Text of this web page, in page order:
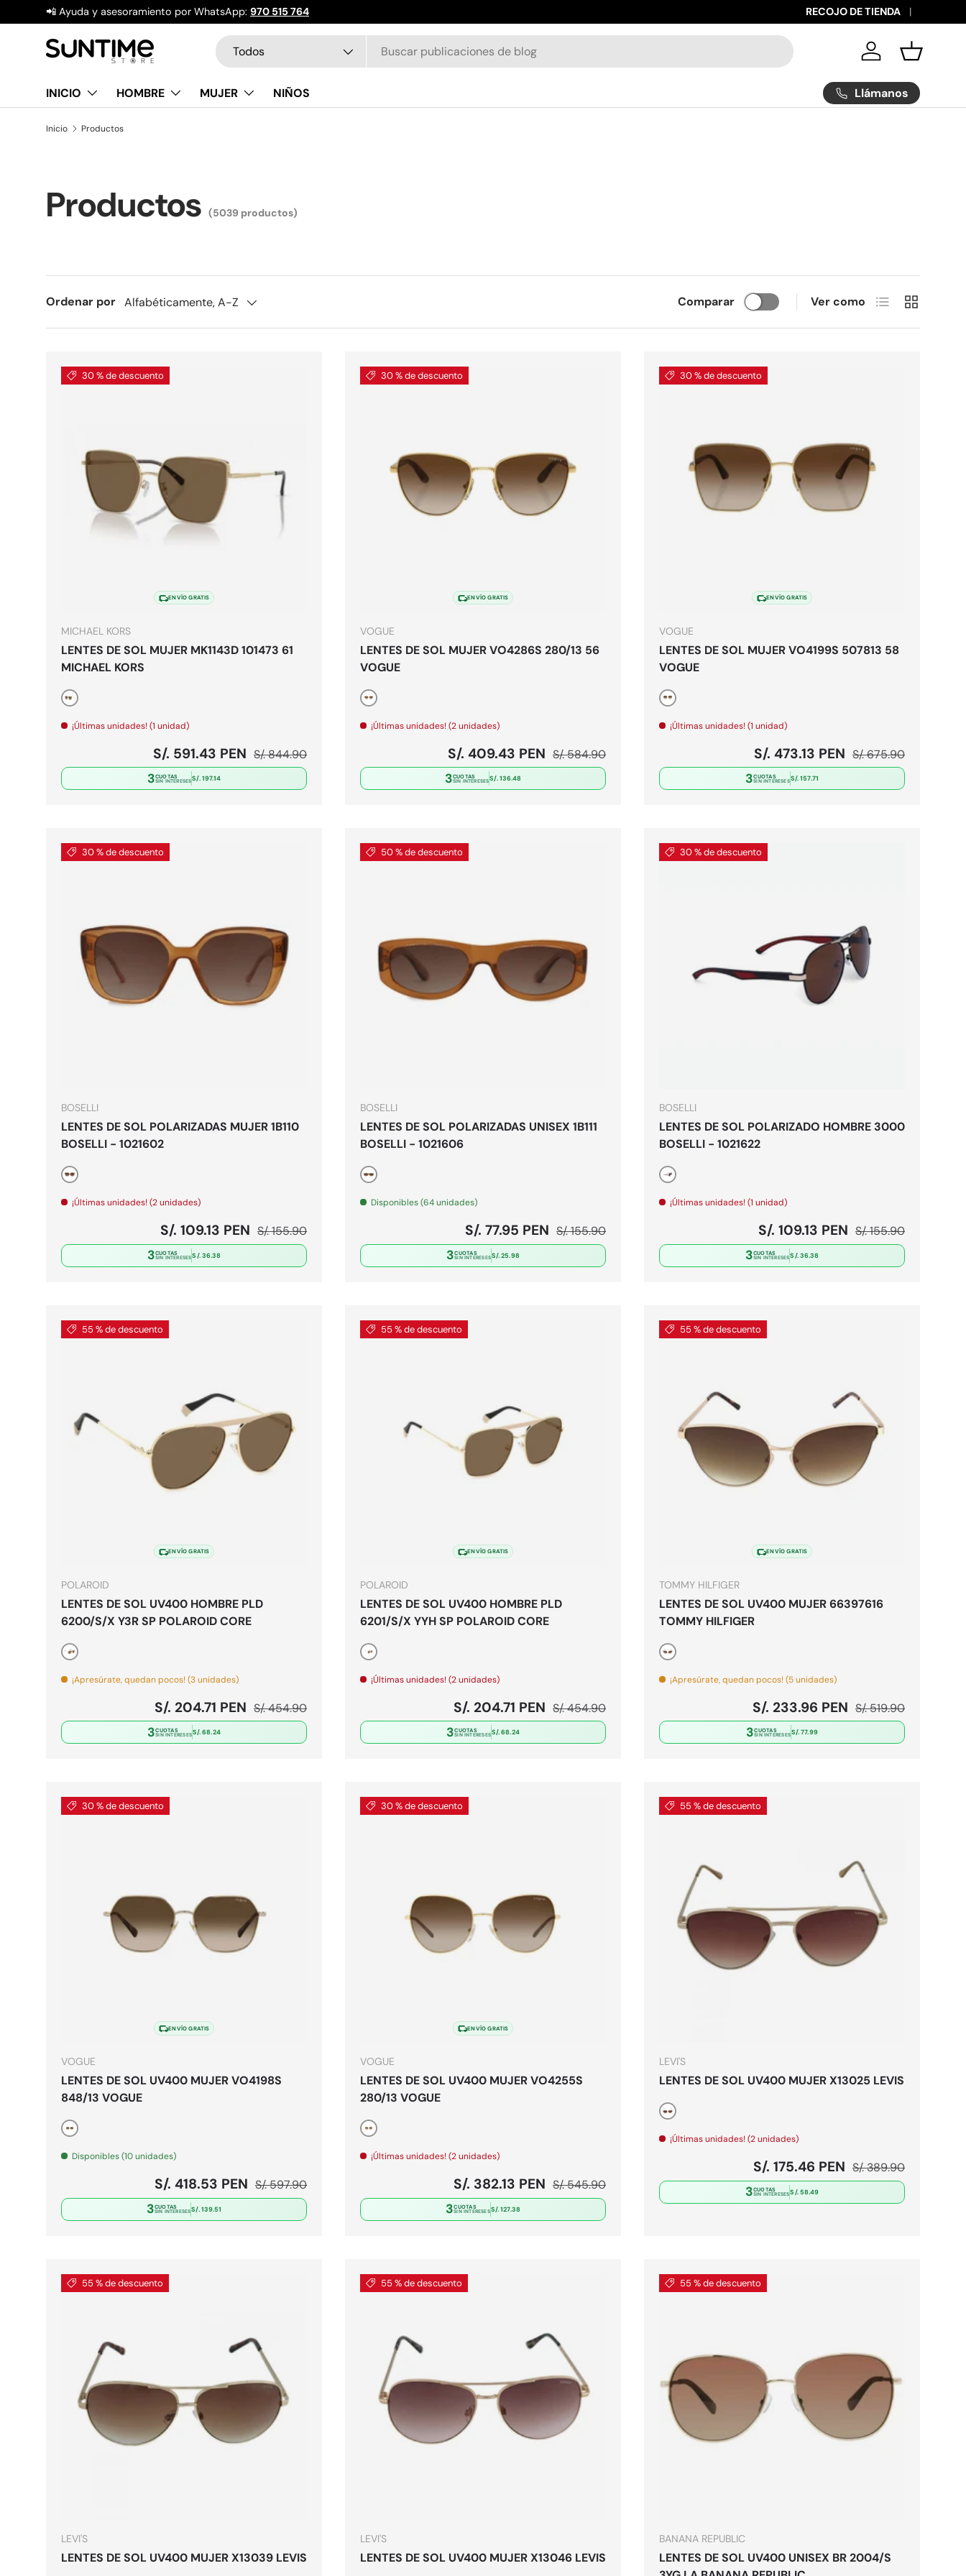
Ir al contenido
📲 Ayuda y asesoramiento por WhatsApp: 970 515 764 RECOJO DE TIENDA
Buscar
Tipo de producto
Todos Iniciar sesión
Cesta
INICIO HOMBRE MUJER NIÑOS Llámanos
Inicio Productos
Productos (5039 productos)
Ordenar por Alfabéticamente, A-Z Comparar Ver como Lista Cuadrícula
30 % de descuento
ENVÍO GRATIS
MICHAEL KORS
LENTES DE SOL MUJER MK1143D 101473 61
MICHAEL KORS
Dorado
¡Últimas unidades! (1 unidad)
Precio de venta
S/. 591.43 PEN Precio normal
S/. 844.90
3CUOTAS
SIN INTERESESS/. 197.14
30 % de descuento
ENVÍO GRATIS
VOGUE
LENTES DE SOL MUJER VO4286S 280/13 56
VOGUE
negro
¡Últimas unidades! (2 unidades)
Precio de venta
S/. 409.43 PEN Precio normal
S/. 584.90
3CUOTAS
SIN INTERESESS/. 136.48
30 % de descuento
ENVÍO GRATIS
VOGUE
LENTES DE SOL MUJER VO4199S 507813 58
VOGUE
Dorado
¡Últimas unidades! (1 unidad)
Precio de venta
S/. 473.13 PEN Precio normal
S/. 675.90
3CUOTAS
SIN INTERESESS/. 157.71
30 % de descuento
BOSELLI
LENTES DE SOL POLARIZADAS MUJER 1B110
BOSELLI - 1021602
Marrón
¡Últimas unidades! (2 unidades)
Precio de venta
S/. 109.13 PEN Precio normal
S/. 155.90
3CUOTAS
SIN INTERESESS/. 36.38
50 % de descuento
BOSELLI
LENTES DE SOL POLARIZADAS UNISEX 1B111
BOSELLI - 1021606
Marrón
Disponibles (64 unidades)
Precio de venta
S/. 77.95 PEN Precio normal
S/. 155.90
3CUOTAS
SIN INTERESESS/. 25.98
30 % de descuento
BOSELLI
LENTES DE SOL POLARIZADO HOMBRE 3000
BOSELLI - 1021622
Marrón
¡Últimas unidades! (1 unidad)
Precio de venta
S/. 109.13 PEN Precio normal
S/. 155.90
3CUOTAS
SIN INTERESESS/. 36.38
55 % de descuento
ENVÍO GRATIS
POLAROID
LENTES DE SOL UV400 HOMBRE PLD
6200/S/X Y3R SP POLAROID CORE
Dorado
¡Apresúrate, quedan pocos! (3 unidades)
Precio de venta
S/. 204.71 PEN Precio normal
S/. 454.90
3CUOTAS
SIN INTERESESS/. 68.24
55 % de descuento
ENVÍO GRATIS
POLAROID
LENTES DE SOL UV400 HOMBRE PLD
6201/S/X YYH SP POLAROID CORE
Dorado
¡Últimas unidades! (2 unidades)
Precio de venta
S/. 204.71 PEN Precio normal
S/. 454.90
3CUOTAS
SIN INTERESESS/. 68.24
55 % de descuento
ENVÍO GRATIS
TOMMY HILFIGER
LENTES DE SOL UV400 MUJER 66397616
TOMMY HILFIGER
Dorado
¡Apresúrate, quedan pocos! (5 unidades)
Precio de venta
S/. 233.96 PEN Precio normal
S/. 519.90
3CUOTAS
SIN INTERESESS/. 77.99
30 % de descuento
ENVÍO GRATIS
VOGUE
LENTES DE SOL UV400 MUJER VO4198S
848/13 VOGUE
Dorado
Disponibles (10 unidades)
Precio de venta
S/. 418.53 PEN Precio normal
S/. 597.90
3CUOTAS
SIN INTERESESS/. 139.51
30 % de descuento
ENVÍO GRATIS
VOGUE
LENTES DE SOL UV400 MUJER VO4255S
280/13 VOGUE
Dorado
¡Últimas unidades! (2 unidades)
Precio de venta
S/. 382.13 PEN Precio normal
S/. 545.90
3CUOTAS
SIN INTERESESS/. 127.38
55 % de descuento
LEVI'S
LENTES DE SOL UV400 MUJER X13025 LEVIS
Dorado
¡Últimas unidades! (2 unidades)
Precio de venta
S/. 175.46 PEN Precio normal
S/. 389.90
3CUOTAS
SIN INTERESESS/. 58.49
55 % de descuento
LEVI'S
LENTES DE SOL UV400 MUJER X13039 LEVIS
55 % de descuento
LEVI'S
LENTES DE SOL UV400 MUJER X13046 LEVIS
55 % de descuento
BANANA REPUBLIC
LENTES DE SOL UV400 UNISEX BR 2004/S